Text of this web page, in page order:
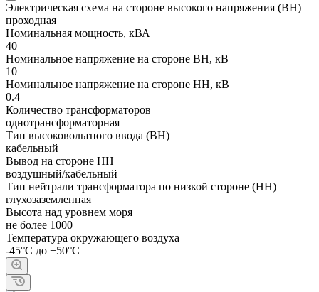
Электрическая схема на стороне высокого напряжения (ВН)
проходная
Номинальная мощность, кВА
40
Номинальное напряжение на стороне ВН, кВ
10
Номинальное напряжение на стороне НН, кВ
0.4
Количество трансформаторов
однотрансформаторная
Тип высоковольтного ввода (ВН)
кабельный
Вывод на стороне НН
воздушный/кабельный
Тип нейтрали трансформатора по низкой стороне (НН)
глухозаземленная
Высота над уровнем моря
не более 1000
Температура окружающего воздуха
-45°С до +50°С